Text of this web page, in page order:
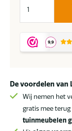
Evora
loungeset
SALE
aantal
De voordelen van
Wij nemen het
gratis mee terug
tuinmeubelen